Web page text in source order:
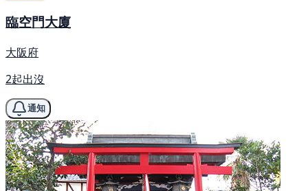
臨空門大廈
大阪府
2起出沒
通知